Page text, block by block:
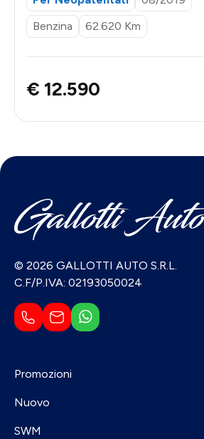
Benzina
62.620 Km
€ 12.590
© 2026 GALLOTTI AUTO S.R.L.
C.F/P.IVA: 02193050024
Promozioni
Nuovo
SWM